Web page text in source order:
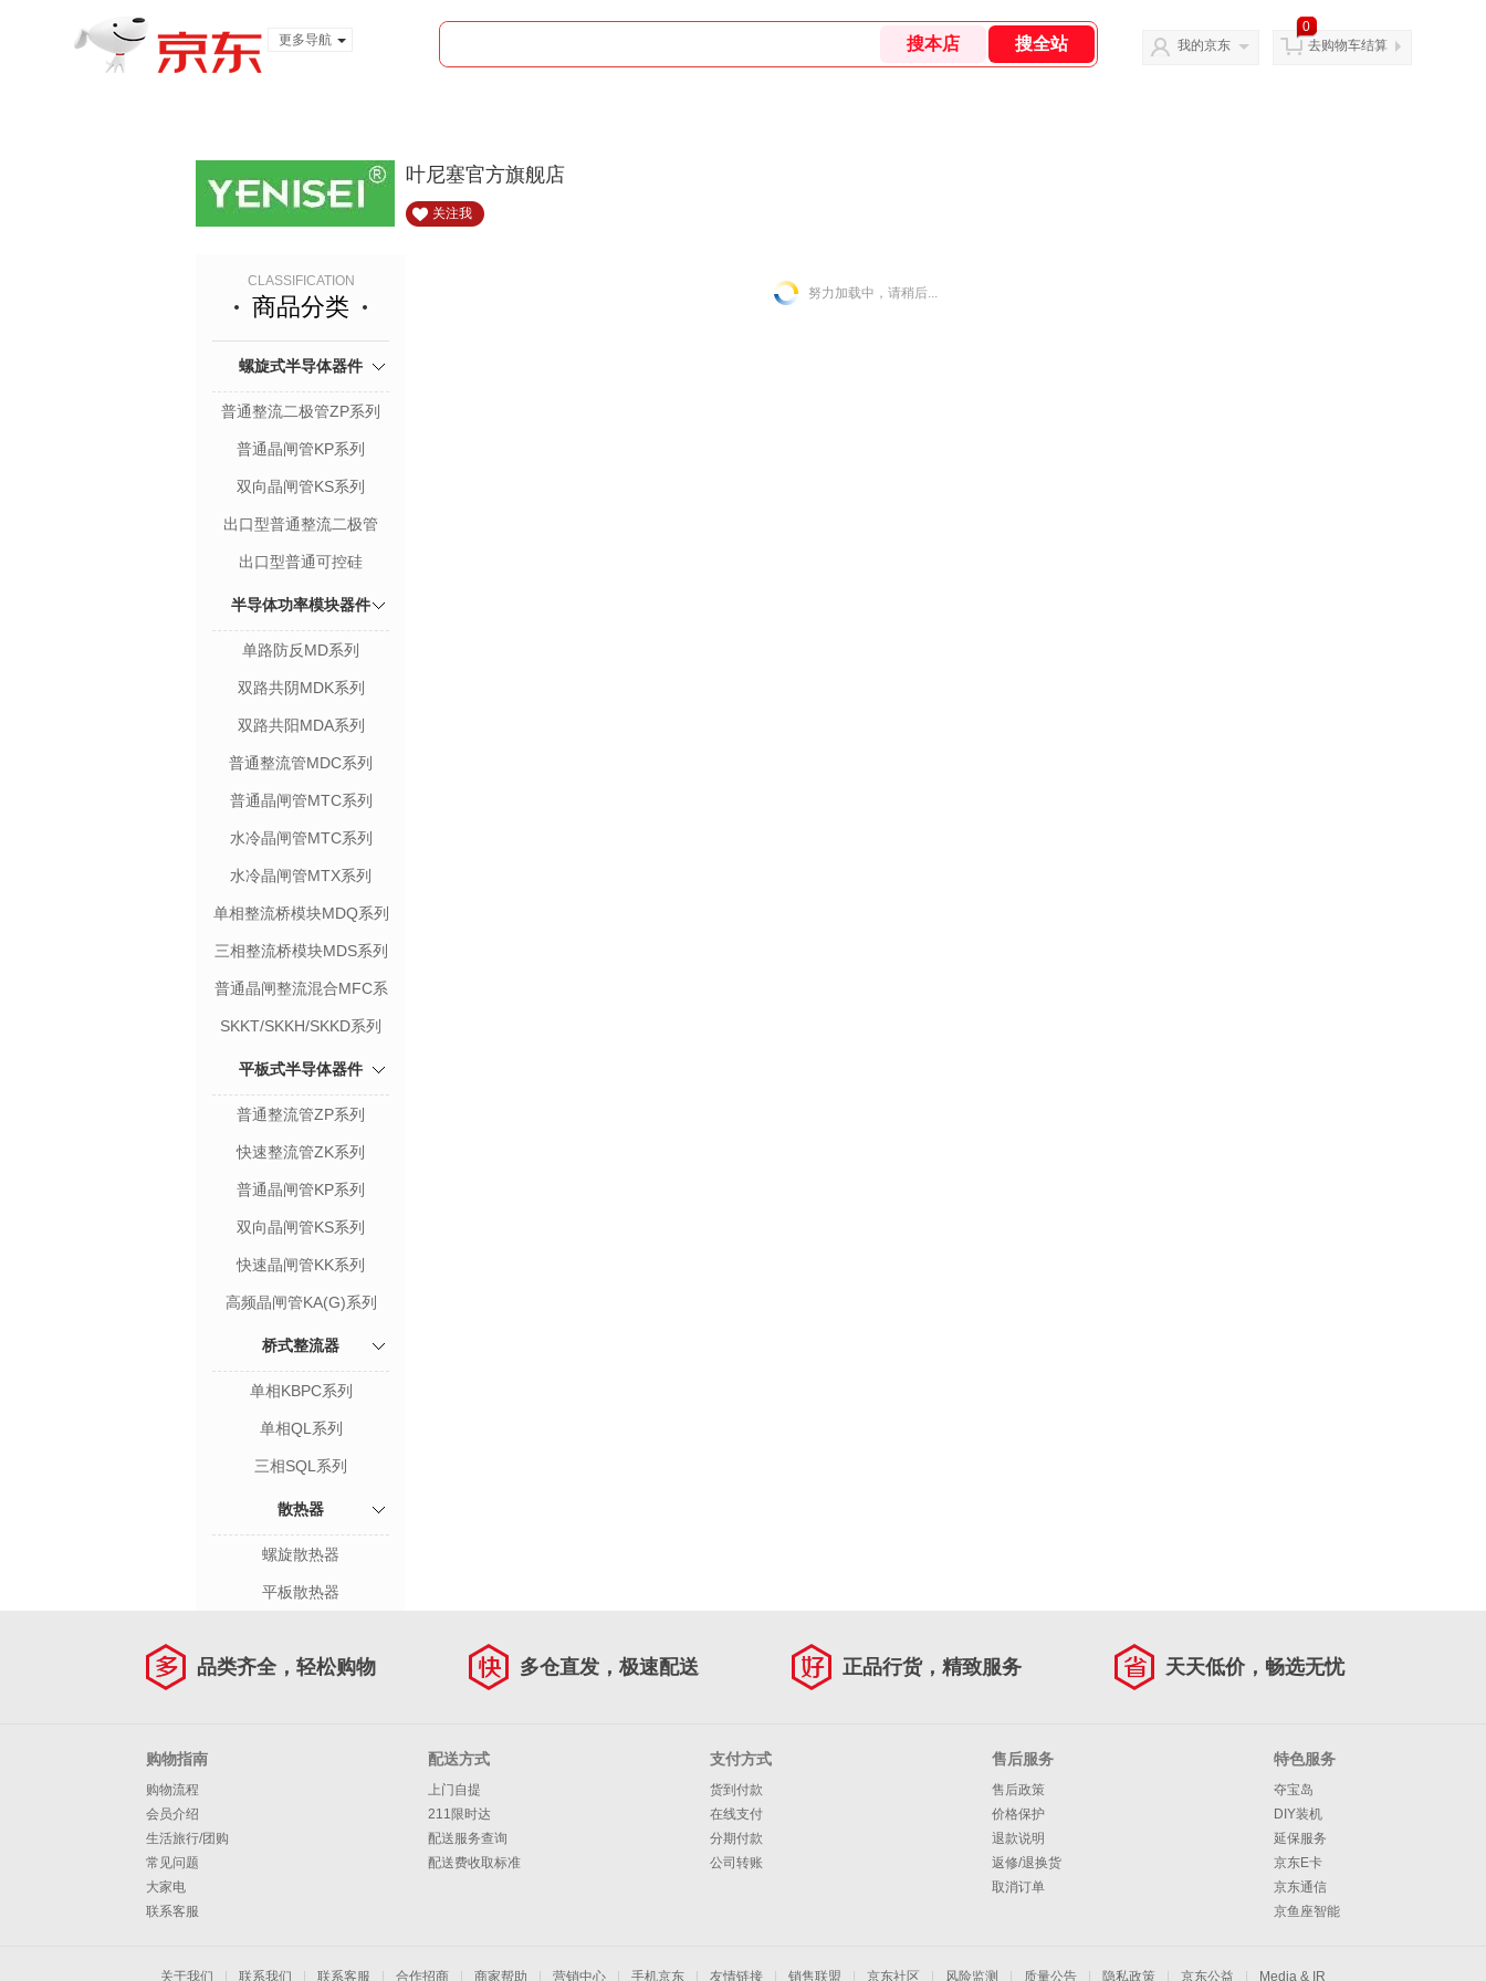
更多导航
我的京东
0
去购物车结算
叶尼塞官方旗舰店
关注我
CLASSIFICATION
商品分类
螺旋式半导体器件
普通整流二极管ZP系列
普通晶闸管KP系列
双向晶闸管KS系列
出口型普通整流二极管
出口型普通可控硅
半导体功率模块器件
单路防反MD系列
双路共阴MDK系列
双路共阳MDA系列
普通整流管MDC系列
普通晶闸管MTC系列
水冷晶闸管MTC系列
水冷晶闸管MTX系列
单相整流桥模块MDQ系列
三相整流桥模块MDS系列
普通晶闸整流混合MFC系
SKKT/SKKH/SKKD系列
平板式半导体器件
普通整流管ZP系列
快速整流管ZK系列
普通晶闸管KP系列
双向晶闸管KS系列
快速晶闸管KK系列
高频晶闸管KA(G)系列
桥式整流器
单相KBPC系列
单相QL系列
三相SQL系列
散热器
螺旋散热器
平板散热器
努力加载中，请稍后...
品类齐全，轻松购物 多仓直发，极速配送 正品行货，精致服务 天天低价，畅选无忧
购物指南
购物流程
会员介绍
生活旅行/团购
常见问题
大家电
联系客服
配送方式
上门自提
211限时达
配送服务查询
配送费收取标准
支付方式
货到付款
在线支付
分期付款
公司转账
售后服务
售后政策
价格保护
退款说明
返修/退换货
取消订单
特色服务
夺宝岛
DIY装机
延保服务
京东E卡
京东通信
京鱼座智能
关于我们 联系我们 联系客服 合作招商 商家帮助 营销中心 手机京东 友情链接 销售联盟 京东社区 风险监测 质量公告 隐私政策 京东公益 Media & IR